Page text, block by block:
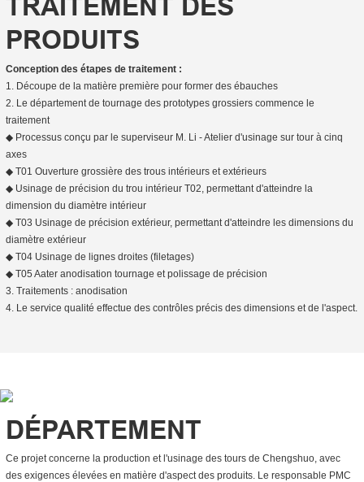
TRAITEMENT DES
PRODUITS
Conception des étapes de traitement :
1. Découpe de la matière première pour former des ébauches
2. Le département de tournage des prototypes grossiers commence le
traitement
◆ Processus conçu par le superviseur M. Li - Atelier d'usinage sur tour à cinq
axes
◆ T01 Ouverture grossière des trous intérieurs et extérieurs
◆ Usinage de précision du trou intérieur T02, permettant d'atteindre la
dimension du diamètre intérieur
◆ T03 Usinage de précision extérieur, permettant d'atteindre les dimensions du
diamètre extérieur
◆ T04 Usinage de lignes droites (filetages)
◆ T05 Aater anodisation tournage et polissage de précision
3. Traitements : anodisation
4. Le service qualité effectue des contrôles précis des dimensions et de l'aspect.
DÉPARTEMENT
Ce projet concerne la production et l'usinage des tours de Chengshuo, avec
des exigences élevées en matière d'aspect des produits. Le responsable PMC